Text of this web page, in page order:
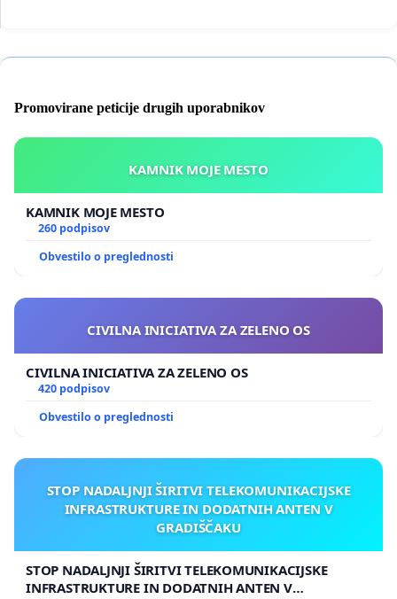
Promovirane peticije drugih uporabnikov
KAMNIK MOJE MESTO
KAMNIK MOJE MESTO
260 podpisov
Obvestilo o preglednosti
CIVILNA INICIATIVA ZA ZELENO OS
CIVILNA INICIATIVA ZA ZELENO OS
420 podpisov
Obvestilo o preglednosti
STOP NADALJNJI ŠIRITVI TELEKOMUNIKACIJSKE
INFRASTRUKTURE IN DODATNIH ANTEN V
GRADIŠČAKU
STOP NADALJNJI ŠIRITVI TELEKOMUNIKACIJSKE
INFRASTRUKTURE IN DODATNIH ANTEN V